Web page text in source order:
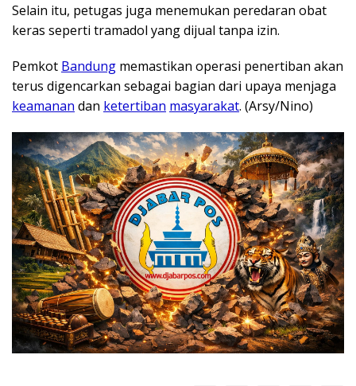
Selain itu, petugas juga menemukan peredaran obat
keras seperti tramadol yang dijual tanpa izin.
Pemkot Bandung memastikan operasi penertiban akan
terus digencarkan sebagai bagian dari upaya menjaga
keamanan dan ketertiban masyarakat. (Arsy/Nino)